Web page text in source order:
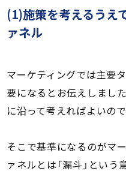
(1)施策を考えるうえ
ァネル
マーケティングでは主要
要になるとお伝えしまし
に沿って考えればよいので
そこで基準になるのがマ
ァネルとは「漏斗」とい